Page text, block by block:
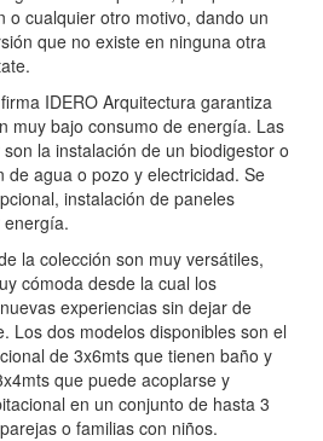
o cualquier otro motivo, dando un
que no existe en ninguna otra
IDERO Arquitectura garantiza
muy bajo consumo de energía. Las
la instalación de un biodigestor o
de agua o pozo y electricidad. Se
instalación de paneles
la colección son muy versátiles,
cómoda desde la cual los
experiencias sin dejar de
Los dos modelos disponibles son el
de 3x6mts que tienen baño y
que puede acoplarse y
en un conjunto de hasta 3
o familias con niños.